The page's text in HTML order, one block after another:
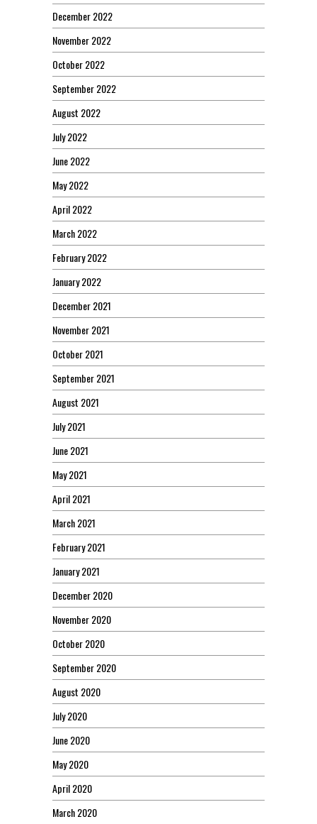
December 2022
November 2022
October 2022
September 2022
August 2022
July 2022
June 2022
May 2022
April 2022
March 2022
February 2022
January 2022
December 2021
November 2021
October 2021
September 2021
August 2021
July 2021
June 2021
May 2021
April 2021
March 2021
February 2021
January 2021
December 2020
November 2020
October 2020
September 2020
August 2020
July 2020
June 2020
May 2020
April 2020
March 2020